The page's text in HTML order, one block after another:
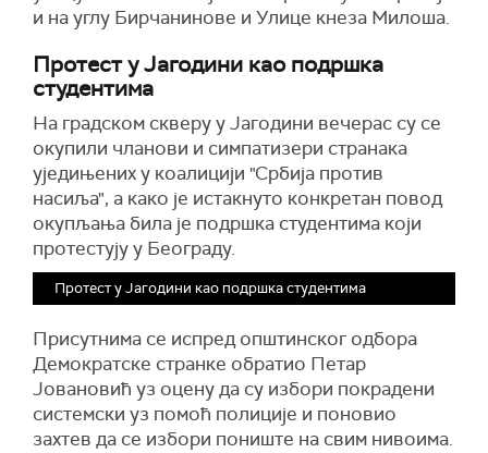
и на углу Бирчанинове и Улице кнеза Милоша.
Протест у Јагодини као подршка
студентима
На градском скверу у Јагодини вечерас су се
окупили чланови и симпатизери странака
уједињених у коалицији "Србија против
насиља", а како је истакнуто конкретан повод
окупљања била је подршка студентима који
протестују у Београду.
Протест у Јагодини као подршка студентима
Присутнима се испред општинског одбора
Демократске странке обратио Петар
Јовановић уз оцену да су избори покрадени
системски уз помоћ полиције и поновио
захтев да се избори пониште на свим нивоима.